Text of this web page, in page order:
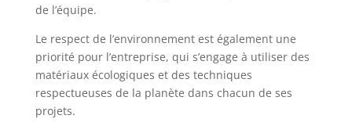
de l’équipe.
Le respect de l’environnement est également une
priorité pour l’entreprise, qui s’engage à utiliser des
matériaux écologiques et des techniques
respectueuses de la planète dans chacun de ses
projets.